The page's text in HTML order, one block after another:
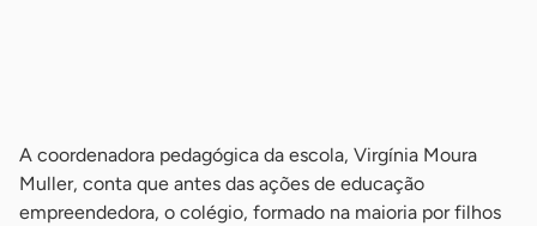
A coordenadora pedagógica da escola, Virgínia Moura
Muller, conta que antes das ações de educação
empreendedora, o colégio, formado na maioria por filhos